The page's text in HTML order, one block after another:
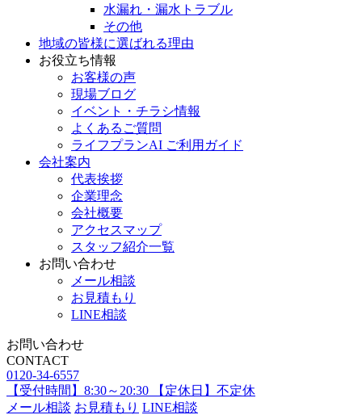
水漏れ・漏水トラブル
その他
地域の皆様に選ばれる理由
お役立ち情報
お客様の声
現場ブログ
イベント・チラシ情報
よくあるご質問
ライフプランAI ご利用ガイド
会社案内
代表挨拶
企業理念
会社概要
アクセスマップ
スタッフ紹介一覧
お問い合わせ
メール相談
お見積もり
LINE相談
お問い合わせ
CONTACT
0120-34-6557
【受付時間】8:30～20:30 【定休日】不定休
メール相談 お見積もり LINE相談